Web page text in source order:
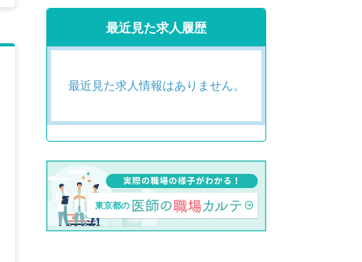
最近見た求人履歴
最近見た求人情報はありません。
東京都の